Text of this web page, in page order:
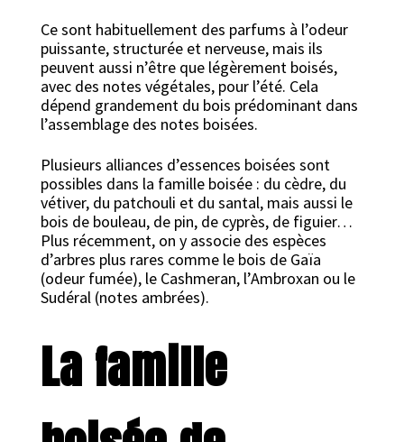
Ce sont habituellement des parfums à l’odeur
puissante, structurée et nerveuse, mais ils
peuvent aussi n’être que légèrement boisés,
avec des notes végétales, pour l’été. Cela
dépend grandement du bois prédominant dans
l’assemblage des notes boisées.
Plusieurs alliances d’essences boisées sont
possibles dans la famille boisée : du cèdre, du
vétiver, du patchouli et du santal, mais aussi le
bois de bouleau, de pin, de cyprès, de figuier…
Plus récemment, on y associe des espèces
d’arbres plus rares comme le bois de Gaïa
(odeur fumée), le Cashmeran, l’Ambroxan ou le
Sudéral (notes ambrées).
La famille